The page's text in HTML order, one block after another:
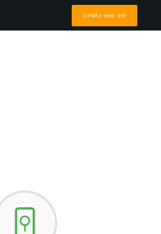
ટેમ્પલેટ પસંદ કરો